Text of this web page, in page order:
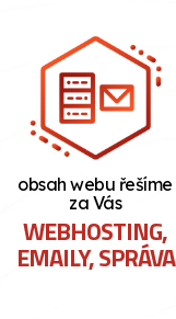
WEBHOSTING,
EMAILY, SPRÁVA
obsah webu řešíme
za Vás